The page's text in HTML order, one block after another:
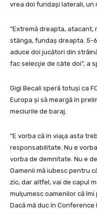
vrea doi fundaşi laterali, un
”Extremă dreapta, atacant,
stânga, fundaş dreapta. 5-
aduce doi jucători din
fac selecţie de câte doi”, a
Gigi Becali speră totuşi ca
Europa şi să meargă în
meciurile de baraj.
”E vorba că în viaţa asta
responsabilitate. Nu e
vorba de demnitate. Nu e
Oamenii mă iubesc pentru
zic, dar altfel, vai de capul
mulţumesc oamenilor că
Dacă mă duc în